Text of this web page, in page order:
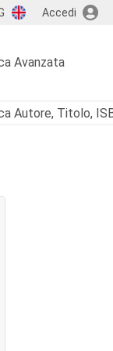
Accedi
Avanzata